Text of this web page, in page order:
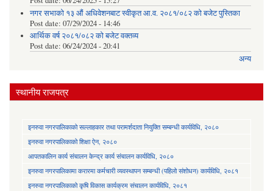
नगर सभाको १३ औं अधिवेशनबाट स्वीकृत आ.व. २०८१/०८२ को बजेट पुस्तिका
Post date: 07/29/2024 - 14:46
आर्थिक वर्ष २०८१/०८२ को बजेट वक्तव्य
Post date: 06/24/2024 - 20:41
अन्य
स्थानीय राजपत्र
इनरुवा नगरपालिकाको सल्लाहकार तथा परामर्शदाता नियुक्ति सम्बन्धी कार्यविधि, २०८०
इनरुवा नगरपालिकाको शिक्षा ऐन, २०८०
आपतकालिन कार्य संचालन केन्द्र कार्य संचालन कार्यविधि, २०८०
इनरुवा नगरपालिकामा करारमा कर्मचारी व्यवस्थापन सम्बन्धी (पहिलो संशोधन) कार्यविधि, २०८१
इनरुवा नगरपालिकाको कृषि विकास कार्यक्रम संचालन कार्यविधि, २०८१